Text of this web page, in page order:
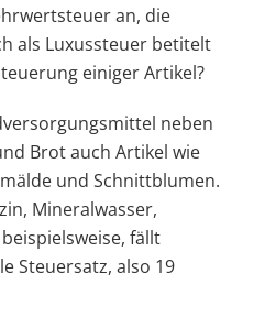
an, die
als Luxussteuer betitelt
einiger Artikel?
neben
Brot auch Artikel wie
und Schnittblumen.
Mineralwasser,
fällt
Steuersatz, also 19